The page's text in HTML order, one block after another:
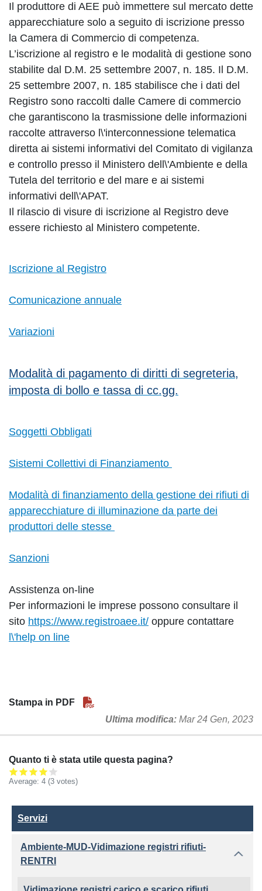
Il produttore di AEE può immettere sul mercato dette
apparecchiature solo a seguito di iscrizione presso
la Camera di Commercio di competenza.
L’iscrizione al registro e le modalità di gestione sono
stabilite dal D.M. 25 settembre 2007, n. 185. Il D.M.
25 settembre 2007, n. 185 stabilisce che i dati del
Registro sono raccolti dalle Camere di commercio
che garantiscono la trasmissione delle informazioni
raccolte attraverso l\'interconnessione telematica
diretta ai sistemi informativi del Comitato di vigilanza
e controllo presso il Ministero dell\'Ambiente e della
Tutela del territorio e del mare e ai sistemi
informativi dell\'APAT.
Il rilascio di visure di iscrizione al Registro deve
essere richiesto al Ministero competente.
Iscrizione al Registro
Comunicazione annuale
Variazioni
Modalità di pagamento di diritti di segreteria,
imposta di bollo e tassa di cc.gg.
Soggetti Obbligati
Sistemi Collettivi di Finanziamento
Modalità di finanziamento della gestione dei rifiuti di
apparecchiature di illuminazione da parte dei
produttori delle stesse
Sanzioni
Assistenza on-line
Per informazioni le imprese possono consultare il
sito https://www.registroaee.it/ oppure contattare
l\'help on line
Stampa in PDF
Ultima modifica Mar 24 Gen, 2023
Quanto ti è stata utile questa pagina?
Average: 4 (3 votes)
Servizi
Servizi
Ambiente-MUD-Vidimazione registri rifiuti-
RENTRI